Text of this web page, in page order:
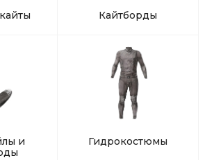
Кайтборды
и
Гидрокостюмы